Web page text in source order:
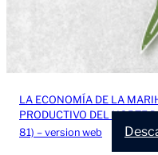
LA ECONOMÍA DE LA
PRODUCTIVO DEL NORTE
81) – version web